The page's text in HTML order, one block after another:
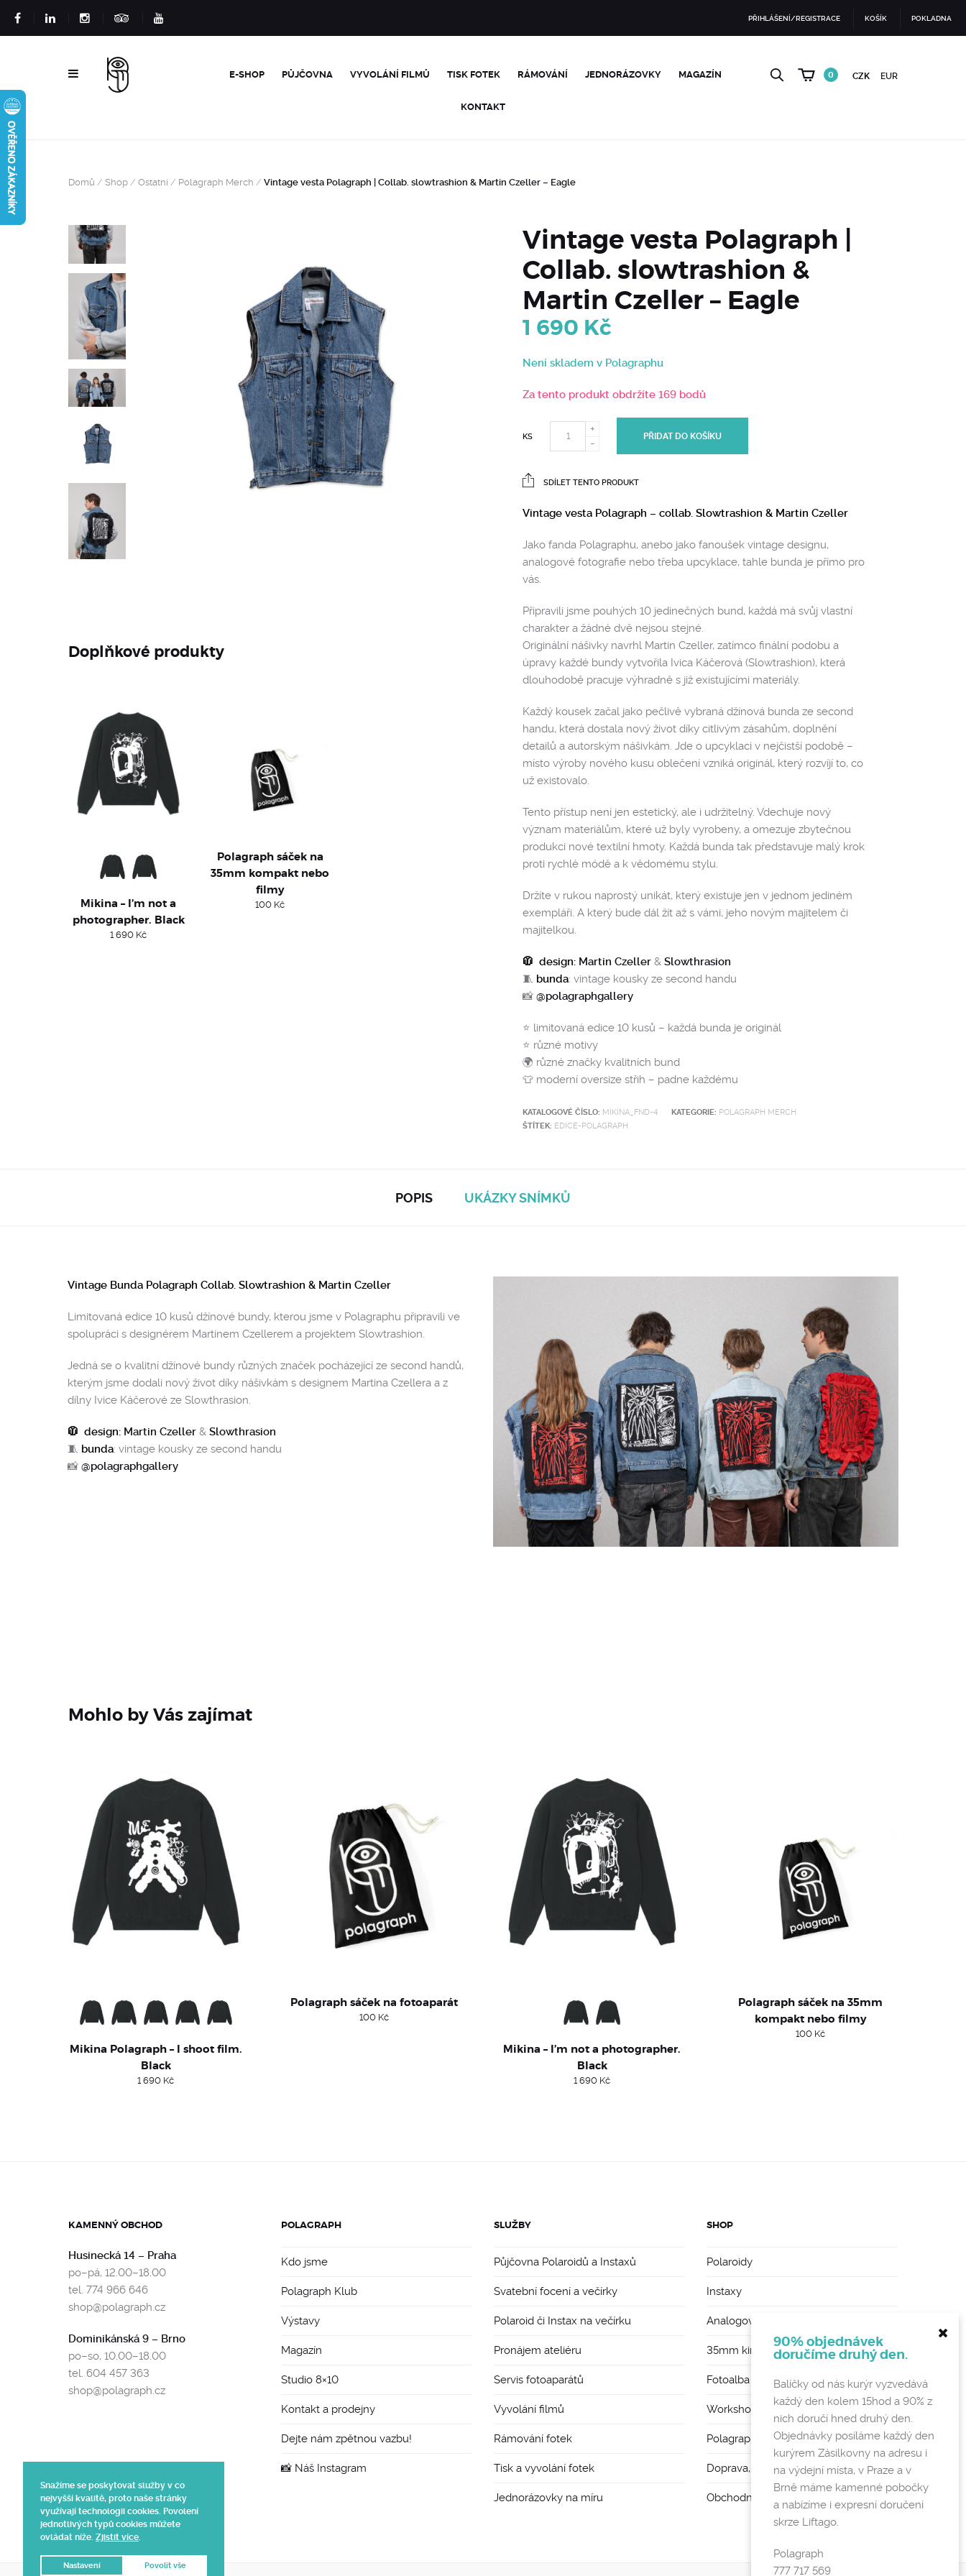
Snažíme se poskytovat služby v co
nejvyšší kvalitě, proto naše stránky
využívají technologii cookies. Povolení
jednotlivých typů cookies můžete
ovládat níže. Zjistit více.
Povolit vše
Nastavení
PŘIHLÁŠENÍ/REGISTRACE KOŠÍK POKLADNA
E-SHOP PŮJČOVNA VYVOLÁNÍ FILMŮ TISK FOTEK RÁMOVÁNÍ JEDNORÁZOVKY MAGAZÍN
KONTAKT
0 CZK EUR
Domů / Shop / Ostatní / Polagraph Merch / Vintage vesta Polagraph | Collab. slowtrashion & Martin Czeller – Eagle
Doplňkové produkty
Mikina – I’m not a
photographer. Black
1 690 Kč
Polagraph sáček na
35mm kompakt nebo
filmy
100 Kč
Vintage vesta Polagraph |
Collab. slowtrashion &
Martin Czeller – Eagle
1 690 Kč
Není skladem v Polagraphu
Za tento produkt obdržíte 169 bodů
KS PŘIDAT DO KOŠÍKU
SDÍLET TENTO PRODUKT
Vintage vesta Polagraph – collab. Slowtrashion & Martin Czeller
Jako fanda Polagraphu, anebo jako fanoušek vintage designu,
analogové fotografie nebo třeba upcyklace, tahle bunda je přímo pro
vás.
Připravili jsme pouhých 10 jedinečných bund, každá má svůj vlastní
charakter a žádné dvě nejsou stejné.
Originální nášivky navrhl Martin Czeller, zatímco finální podobu a
úpravy každé bundy vytvořila Ivica Káčerová (Slowtrashion), která
dlouhodobě pracuje výhradně s již existujícími materiály.
Každý kousek začal jako pečlivě vybraná džínová bunda ze second
handu, která dostala nový život díky citlivým zásahům, doplnění
detailů a autorským nášivkám. Jde o upcyklaci v nejčistší podobě –
místo výroby nového kusu oblečení vzniká originál, který rozvíjí to, co
už existovalo.
Tento přístup není jen estetický, ale i udržitelný. Vdechuje nový
význam materiálům, které už byly vyrobeny, a omezuje zbytečnou
produkci nové textilní hmoty. Každá bunda tak představuje malý krok
proti rychlé módě a k vědomému stylu.
Držíte v rukou naprostý unikát, který existuje jen v jednom jediném
exempláři. A který bude dál žít až s vámi, jeho novým majitelem či
majitelkou.
🧥 design: Martin Czeller & Slowthrasion
🧵 bunda: vintage kousky ze second handu
📸 @polagraphgallery
⭐️ limitovaná edice 10 kusů – každá bunda je originál
⭐️ různé motivy
🌍 různé značky kvalitních bund
👕 moderní oversize střih – padne každému
KATALOGOVÉ ČÍSLO: MIKINA_FND-4 KATEGORIE: POLAGRAPH MERCH
ŠTÍTEK: EDICE-POLAGRAPH
POPIS UKÁZKY SNÍMKŮ
Vintage Bunda Polagraph Collab. Slowtrashion & Martin Czeller
Limitovaná edice 10 kusů džínové bundy, kterou jsme v Polagraphu připravili ve
spolupráci s designérem Martinem Czellerem a projektem Slowtrashion.
Jedná se o kvalitní džínové bundy různých značek pocházející ze second handů,
kterým jsme dodali nový život díky nášivkám s designem Martina Czellera a z
dílny Ivice Káčerové ze Slowthrasion.
🧥 design: Martin Czeller &Slowthrasion
🧵 bunda: vintage kousky ze second handu
📸@polagraphgallery
Mohlo by Vás zajímat
Mikina Polagraph – I shoot film.
Black
1 690 Kč
Polagraph sáček na fotoaparát
100 Kč
Mikina – I’m not a photographer.
Black
1 690 Kč
Polagraph sáček na 35mm
kompakt nebo filmy
100 Kč
KAMENNÝ OBCHOD
Husinecká 14 – Praha
po–pá, 12.00–18.00
tel. 774 966 646
shop@polagraph.cz
Dominikánská 9 – Brno
po–so, 10.00–18.00
tel. 604 457 363
shop@polagraph.cz
POLAGRAPH
Kdo jsme
Polagraph Klub
Výstavy
Magazín
Studio 8×10
Kontakt a prodejny
Dejte nám zpětnou vazbu!
📸 Náš Instagram
SLUŽBY
Půjčovna Polaroidů a Instaxů
Svatební focení a večírky
Polaroid či Instax na večírku
Pronájem ateliéru
Servis fotoaparátů
Vyvolání filmů
Rámování fotek
Tisk a vyvolání fotek
Jednorázovky na míru
SHOP
Polaroidy
Instaxy
Analogové foťáky
35mm kinofilmy
Fotoalba a rámy
Workshopy
Polagraph Mates
Doprava, poštovné a vratky
Obchodní podmínky a GDPR
90% objednávek
doručíme druhý den.
Balíčky od nás kurýr vyzvedává
každý den kolem 15hod a 90% z
nich doručí hned druhý den.
Objednávky posíláme každý den
kurýrem Zásilkovny na adresu i
na výdejní místa, v Praze a v
Brně máme kamenné pobočky
a nabízíme i expresní doručení
skrze Liftago.
Polagraph
777 717 569